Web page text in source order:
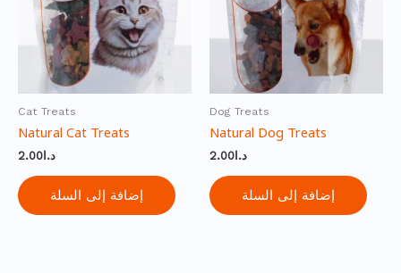
Cat Treats
Natural Cat Treats
د.ا 2.00
إضافة إلى السلة
Dog Treats
Natural Dog Treats
د.ا 2.00
إضافة إلى السلة